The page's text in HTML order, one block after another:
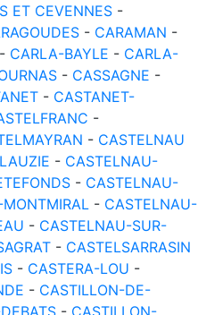
ET CEVENNES -
- CARAMAN -
- CARLA-BAYLE - CARLA-
- CASSAGNE -
- CASTANET-
-
- CASTELNAU
- CASTELNAU-
- CASTELNAU-
- CASTELNAU-
- CASTELNAU-SUR-
- CASTELSARRASIN
- CASTERA-LOU -
- CASTILLON-DE-
- CASTILLON-